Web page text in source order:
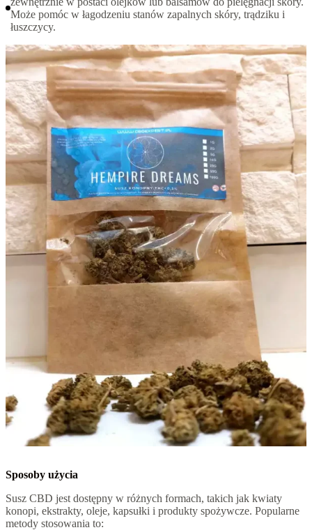
Może pomóc w łagodzeniu stanów zapalnych skóry, trądziku i
łuszczycy.
Sposoby użycia
Susz CBD jest dostępny w różnych formach, takich jak kwiaty
konopi, ekstrakty, oleje, kapsułki i produkty spożywcze. Popularne
metody stosowania to: